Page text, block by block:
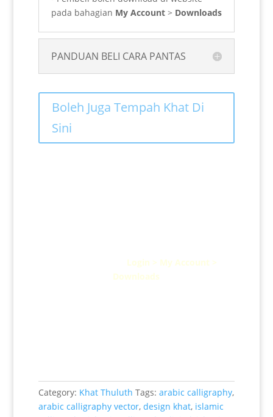
pada bahagian My Account> Downloads
PANDUAN BELI CARA PANTAS
Boleh Juga Tempah Khat Di
Sini
Login > My Account >
Downloads
Category: Khat Thuluth Tags: arabic calligraphy,
arabic calligraphy vector, design khat, islamic